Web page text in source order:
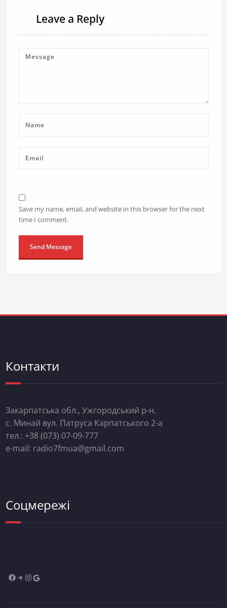
Leave a Reply
Save my name, email, and website in this browser for the next
time I comment.
Контакти
Закарпатська обл., Ужгородський р-н.
с. Минай вул. Патруса Карпатського 2-а
тел.: +38 (073) 07-09-777
e-mail: radio7fmua@gmail.com
Соцмережі